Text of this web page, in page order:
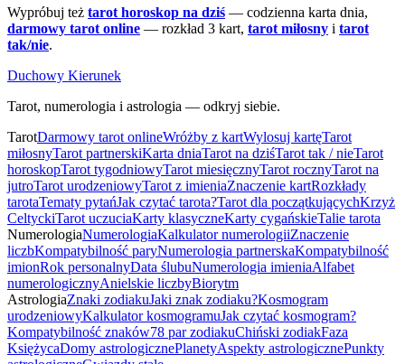
Wypróbuj też tarot horoskop na dziś — codzienna karta dnia,
darmowy tarot online — rozkład 3 kart, tarot miłosny i tarot
tak/nie.
Duchowy Kierunek
Tarot, numerologia i astrologia — odkryj siebie.
TarotDarmowy tarot onlineWróżby z kartWylosuj kartęTarot
miłosnyTarot partnerskiKarta dniaTarot na dziśTarot tak / nieTarot
horoskopTarot tygodniowyTarot miesięcznyTarot rocznyTarot na
jutroTarot urodzeniowyTarot z imieniaZnaczenie kartRozkłady
tarotaTematy pytańJak czytać tarota?Tarot dla początkującychKrzyż
CeltyckiTarot uczuciaKarty klasyczneKarty cygańskieTalie tarota
NumerologiaNumerologiaKalkulator numerologiiZnaczenie
liczbKompatybilność paryNumerologia partnerskaKompatybilność
imionRok personalnyData ślubuNumerologia imieniaAlfabet
numerologicznyAnielskie liczbyBiorytm
AstrologiaZnaki zodiakuJaki znak zodiaku?Kosmogram
urodzeniowyKalkulator kosmogramuJak czytać kosmogram?
Kompatybilność znaków78 par zodiakuChiński zodiakFaza
KsiężycaDomy astrologicznePlanetyAspekty astrologicznePunkty